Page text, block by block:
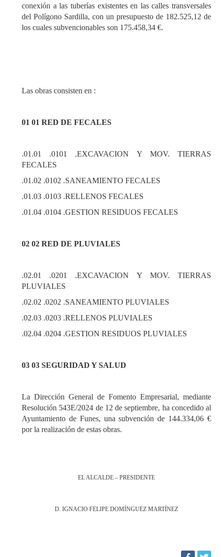
conexión a las tuberías existentes en las calles transversales
del Polígono Sardilla, con un presupuesto de 182.525,12 de
los cuales subvencionables son 175.458,34 €.
Las obras consisten en :
01 01 RED DE FECALES
.01.01 .0101 .EXCAVACION Y MOV. TIERRAS
FECALES
.01.02 .0102 .SANEAMIENTO FECALES
.01.03 .0103 .RELLENOS FECALES
.01.04 .0104 .GESTION RESIDUOS FECALES
02 02 RED DE PLUVIALES
.02.01 .0201 .EXCAVACION Y MOV. TIERRAS
PLUVIALES
.02.02 .0202 .SANEAMIENTO PLUVIALES
.02.03 .0203 .RELLENOS PLUVIALES
.02.04 .0204 .GESTION RESIDUOS PLUVIALES
03 03 SEGURIDAD Y SALUD
La Dirección General de Fomento Empresarial, mediante
Resolución 543E/2024 de 12 de septiembre, ha concedido al
Ayuntamiento de Funes, una subvención de 144.334,06 €
por la realización de estas obras.
EL ALCALDE – PRESIDENTE
D. IGNACIO FELIPE DOMÍNGUEZ MARTÍNEZ